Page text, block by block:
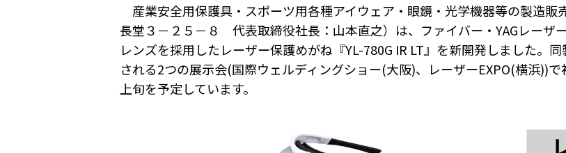
産業安全用保護具・スポーツ用各種アイウェア・眼鏡・光学機器等の製造販
長堂３－２５－８ 代表取締役社長：山本直之）は、ファイバー・YAGレーザ
レンズを採用したレーザー保護めがね『YL-780G IR LT』を新開発しました。
される2つの展示会(国際ウェルディングショー(大阪)、レーザーEXPO(横浜))
上旬を予定しています。